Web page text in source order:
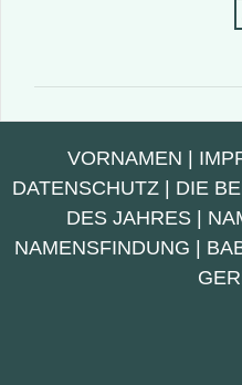
VORNAMEN
DATENSCHUTZ
DIE
DES JAHRES
NAMENSFINDUNG